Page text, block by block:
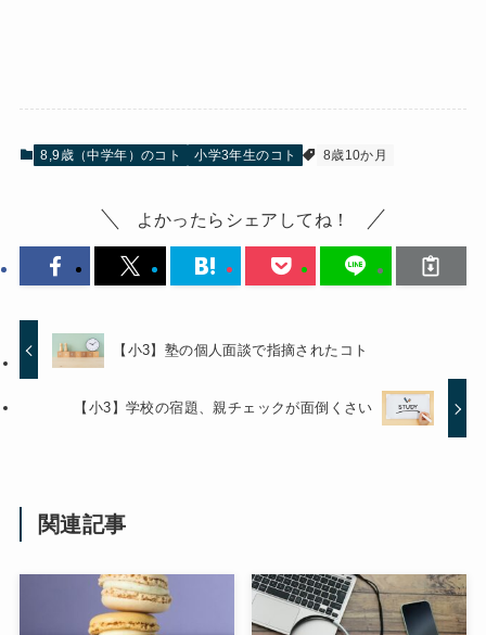
8,9歳（中学年）のコト 小学3年生のコト 8歳10か月
よかったらシェアしてね！
【小3】塾の個人面談で指摘されたコト
【小3】学校の宿題、親チェックが面倒くさい
関連記事